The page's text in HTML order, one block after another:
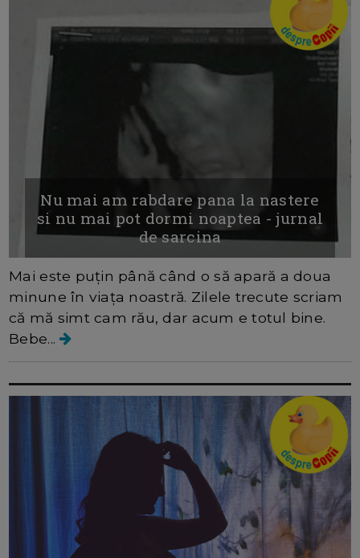
Nu mai am rabdare pana la nastere
si nu mai pot dormi noaptea - jurnal
de sarcina
Mai este puțin până când o să apară a doua
minune în viața noastră. Zilele trecute scriam
că mă simt cam rău, dar acum e totul bine.
Bebe...